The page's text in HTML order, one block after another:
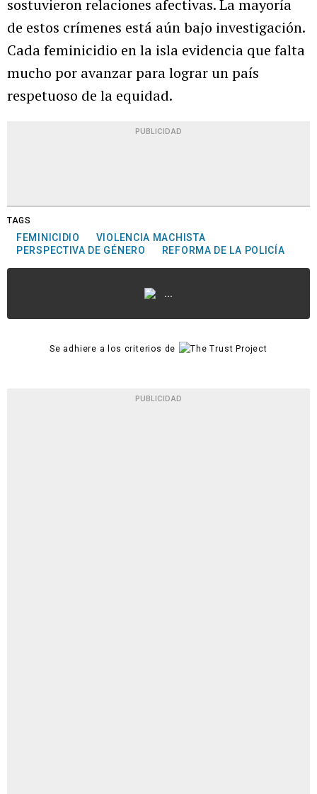
sostuvieron relaciones afectivas. La mayoría
de estos crímenes está aún bajo investigación.
Cada feminicidio en la isla evidencia que falta
mucho por avanzar para lograr un país
respetuoso de la equidad.
PUBLICIDAD
TAGS
FEMINICIDIO
VIOLENCIA MACHISTA
PERSPECTIVA DE GÉNERO
REFORMA DE LA POLICÍA
...
Se adhiere a los criterios de
PUBLICIDAD